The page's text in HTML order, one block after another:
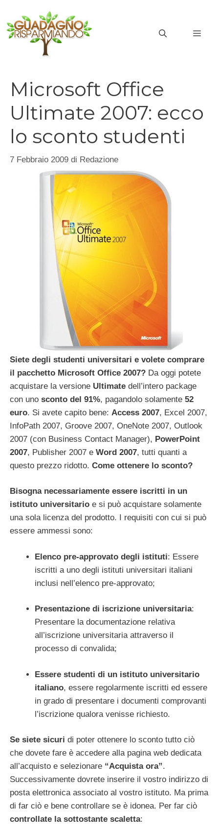
contenuto
Microsoft Office
Ultimate 2007: ecco
lo sconto studenti
7 Febbraio 2009 di Redazione
Siete degli studenti universitari e volete comprare
il pacchetto Microsoft Office 2007? Da oggi potete
acquistare la versione Ultimate dell’intero package
con uno sconto del 91%, pagandolo solamente 52
euro. Si avete capito bene: Access 2007, Excel 2007,
InfoPath 2007, Groove 2007, OneNote 2007, Outlook
2007 (con Business Contact Manager), PowerPoint
2007, Publisher 2007 e Word 2007, tutti quanti a
questo prezzo ridotto. Come ottenere lo sconto?
Bisogna necessariamente essere iscritti in un
istituto universitario e si può acquistare solamente
una sola licenza del prodotto. I requisiti con cui si può
essere ammessi sono:
Elenco pre-approvato degli istituti: Essere
iscritti a uno degli istituti universitari italiani
inclusi nell’elenco pre-approvato;
Presentazione di iscrizione universitaria:
Presentare la documentazione relativa
all’iscrizione universitaria attraverso il
processo di convalida;
Essere studenti di un istituto universitario
italiano, essere regolarmente iscritti ed essere
in grado di presentare i documenti comprovanti
l’iscrizione qualora venisse richiesto.
Se siete sicuri di poter ottenere lo sconto tutto ciò
che dovete fare è accedere alla pagina web dedicata
all’acquisto e selezionare “Acquista ora”.
Successivamente dovrete inserire il vostro indirizzo di
posta elettronica associato al vostro istituto. Ma prima
di far ciò e bene controllare se è idonea. Per far ciò
controllate la sottostante scaletta: